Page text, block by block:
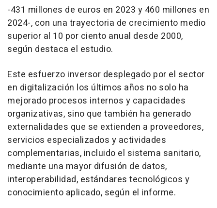
-431 millones de euros en 2023 y 460 millones en
2024-, con una trayectoria de crecimiento medio
superior al 10 por ciento anual desde 2000,
según destaca el estudio.
Este esfuerzo inversor desplegado por el sector
en digitalización los últimos años no solo ha
mejorado procesos internos y capacidades
organizativas, sino que también ha generado
externalidades que se extienden a proveedores,
servicios especializados y actividades
complementarias, incluido el sistema sanitario,
mediante una mayor difusión de datos,
interoperabilidad, estándares tecnológicos y
conocimiento aplicado, según el informe.